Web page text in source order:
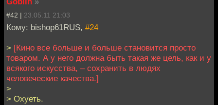
#42 | 23.05.11 21:03
Кому: bishop61RUS, #24
> [Кино все больше и больше становится просто
товаром. А у него должна быть такая же цель, как и у
всякого искусства, – сохранить в людях
человеческие качества.]
>
> Охуеть.